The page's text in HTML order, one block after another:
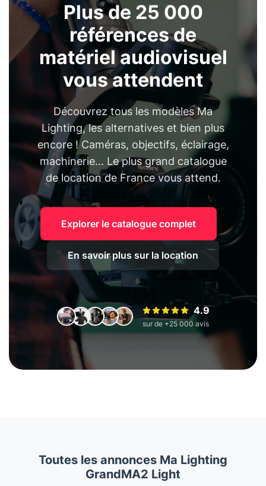
Plus de 25 000
références de
matériel audiovisuel
vous attendent
Découvrez tous les modèles Ma
Lighting, les alternatives et bien plus
encore ! Caméras, objectifs, éclairage,
machinerie... Le plus grand catalogue
de location de France vous attend.
Explorer le catalogue complet
En savoir plus sur la location
4.9
sur de +25 000 avis
Toutes les annonces Ma Lighting
GrandMA2 Light